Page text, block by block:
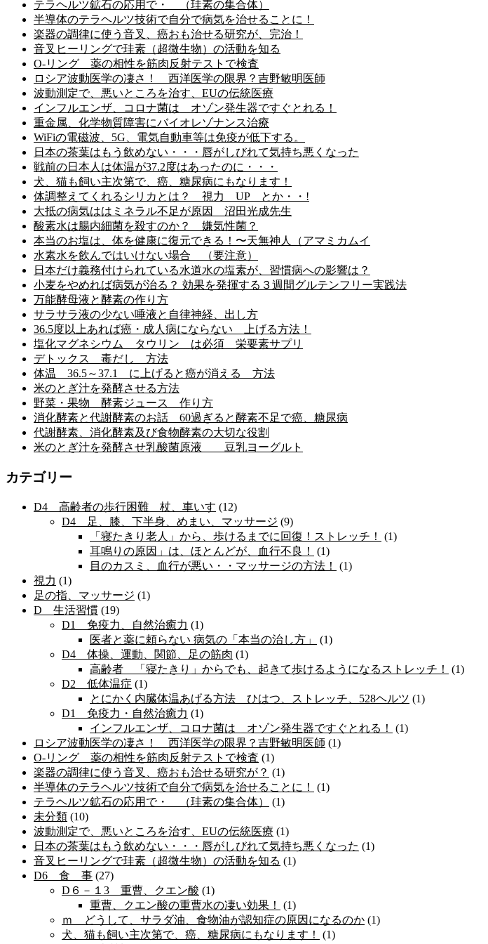
テラヘルツ鉱石の応用で・ （珪素の集合体）
半導体のテラヘルツ技術で自分で病気を治せることに！
楽器の調律に使う音叉、癌おも治せる研究が、完治！
音叉ヒーリングで珪素（超微生物）の活動を知る
O-リング 薬の相性を筋肉反射テストで検査
ロシア波動医学の凄さ！ 西洋医学の限界？吉野敏明医師
波動測定で、悪いところを治す、EUの伝統医療
インフルエンザ、コロナ菌は オゾン発生器ですぐとれる！
重金属、化学物質障害にバイオレゾナンス治療
WiFiの電磁波、5G、電気自動車等は免疫が低下する。
日本の茶葉はもう飲めない・・・唇がしびれて気持ち悪くなった
戦前の日本人は体温が37.2度はあったのに・・・
犬、猫も飼い主次第で、癌、糖尿病にもなります！
体調整えてくれるシリカとは？ 視力 UP とか・・!
大抵の病気ははミネラル不足が原因 沼田光成先生
酸素水は腸内細菌を殺すのか？ 嫌気性菌？
本当のお塩は、体を健康に復元できる！〜天無神人（アマミカムイ
水素水を飲んではいけない場合 （要注意）
日本だけ義務付けられている水道水の塩素が、習慣病への影響は？
小麦をやめれば病気が治る？ 効果を発揮する３週間グルテンフリー実践法
万能酵母液と酵素の作り方
サラサラ液の少ない唾液と自律神経、出し方
36.5度以上あれば癌・成人病にならない 上げる方法！
塩化マグネシウム タウリン は必須 栄要素サプリ
デトックス 毒だし 方法
体温 36.5～37.1 に上げると癌が消える 方法
米のとぎ汁を発酵させる方法
野菜・果物 酵素ジュース 作り方
消化酵素と代謝酵素のお話 60過ぎると酵素不足で癌、糖尿病
代謝酵素、消化酵素及び食物酵素の大切な役割
米のとぎ汁を発酵させ乳酸菌原液 豆乳ヨーグルト
カテゴリー
D4 高齢者の歩行困難 杖、車いす (12)
D4 足、膝、下半身、めまい、マッサージ (9)
「寝たきり老人」から、歩けるまでに回復！ストレッチ！
(1)
耳鳴りの原因」は、ほとんどが、血行不良！
(1)
目のカスミ、血行が悪い・・マッサージの方法！
(1)
視力 (1)
足の指、マッサージ (1)
D 生活習慣 (19)
D1 免疫力、自然治癒力 (1)
医者と薬に頼らない 病気の「本当の治し方」
(1)
D4 体操、運動、関節、足の筋肉 (1)
高齢者 「寝たきり」からでも、起きて歩けるようになるストレッチ！
(1)
D2 低体温症 (1)
とにかく内臓体温あげる方法 ひはつ、ストレッチ、528ヘルツ (1)
D1 免疫力・自然治癒力 (1)
インフルエンザ、コロナ菌は オゾン発生器ですぐとれる！
(1)
ロシア波動医学の凄さ！ 西洋医学の限界？吉野敏明医師 (1)
O-リング 薬の相性を筋肉反射テストで検査 (1)
楽器の調律に使う音叉、癌おも治せる研究が？ (1)
半導体のテラヘルツ技術で自分で病気を治せることに！
(1)
テラヘルツ鉱石の応用で・ （珪素の集合体）
(1)
未分類 (10)
波動測定で、悪いところを治す、EUの伝統医療 (1)
日本の茶葉はもう飲めない・・・唇がしびれて気持ち悪くなった (1)
音叉ヒーリングで珪素（超微生物）の活動を知る (1)
D6 食 事 (27)
D６－１3 重曹、クエン酸 (1)
重曹、クエン酸の重曹水の凄い効果！
(1)
ｍ どうして、サラダ油、食物油が認知症の原因になるのか (1)
犬、猫も飼い主次第で、癌、糖尿病にもなります！
(1)